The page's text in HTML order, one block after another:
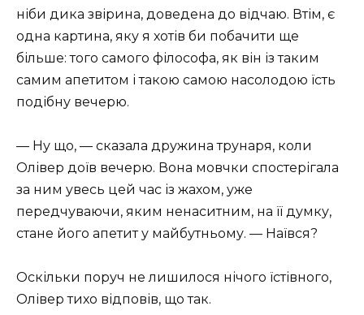
ніби дика звірина, доведена до відчаю. Втім, є
одна картина, яку я хотів би побачити ще
більше: того самого філософа, як він із таким
самим апетитом і такою самою насолодою їсть
подібну вечерю.
— Ну що, — сказала дружина трунаря, коли
Олівер доїв вечерю. Вона мовчки спостерігала
за ним увесь цей час із жахом, уже
передчуваючи, яким ненаситним, на її думку,
стане його апетит у майбутньому. — Наївся?
Оскільки поруч не лишилося нічого їстівного,
Олівер тихо відповів, що так.